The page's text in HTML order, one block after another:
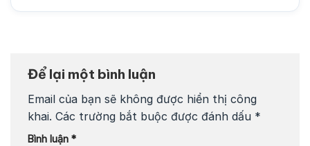
Để lại một bình luận
Email của bạn sẽ không được hiển thị công
khai. Các trường bắt buộc được đánh dấu *
Bình luận *